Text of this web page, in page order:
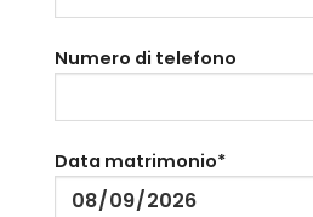
Numero di telefono
Data matrimonio*